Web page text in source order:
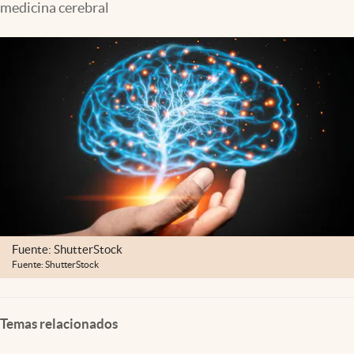
Clima
Espiritualidad
abre en nueva pestaña
México
medicina cerebral
Fuente: ShutterStock
Fuente: ShutterStock
Temas relacionados